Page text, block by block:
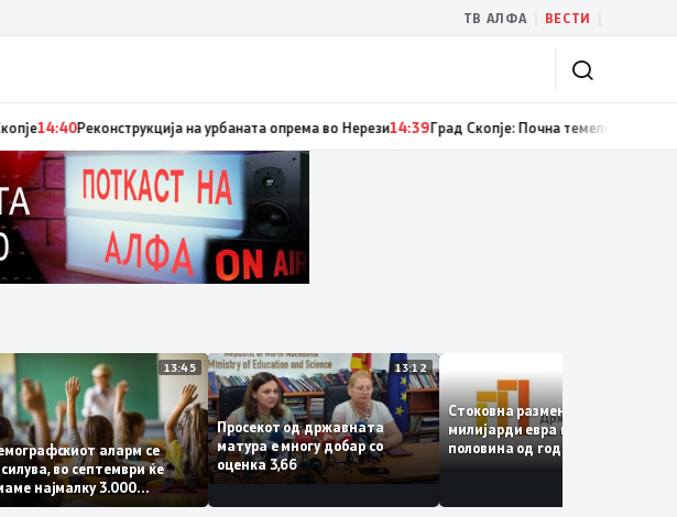
ТВ АЛФА ВЕСТИ
14:41МЗ: Нови седум случаи на инфекција со вирусот Западен Нил, сите од Скопје
13:45
Демографскиот аларм се
засилува, во септември ќе
имаме најмалку 3.000
првачиња помалку
13:12
Просекот од државната
матура е многу добар со
оценка 3,66
Стоковна размена од 10,5
милијарди евра во првата
половина од годината –